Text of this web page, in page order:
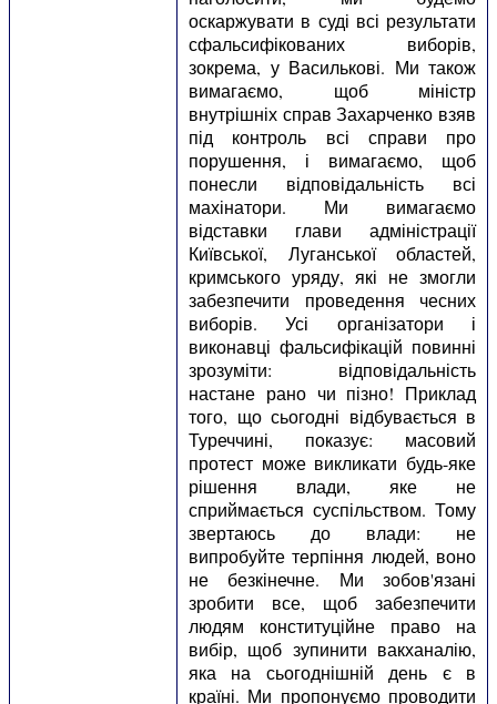
оскаржувати в суді всі результати
сфальсифікованих виборів,
зокрема, у Василькові. Ми також
вимагаємо, щоб міністр
внутрішніх справ Захарченко взяв
під контроль всі справи про
порушення, і вимагаємо, щоб
понесли відповідальність всі
махінатори. Ми вимагаємо
відставки глави адміністрації
Київської, Луганської областей,
кримського уряду, які не змогли
забезпечити проведення чесних
виборів. Усі організатори і
виконавці фальсифікацій повинні
зрозуміти: відповідальність
настане рано чи пізно! Приклад
того, що сьогодні відбувається в
Туреччині, показує: масовий
протест може викликати будь-яке
рішення влади, яке не
сприймається суспільством. Тому
звертаюсь до влади: не
випробуйте терпіння людей, воно
не безкінечне. Ми зобов'язані
зробити все, щоб забезпечити
людям конституційне право на
вибір, щоб зупинити вакханалію,
яка на сьогоднішній день є в
країні. Ми пропонуємо проводити